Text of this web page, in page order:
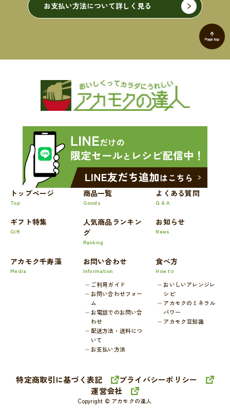
お支払い方法について詳しく見る
トップページ
Top
ギフト特集
Gift
お知らせ
News
アカモク千寿藻
Media
商品一覧
Goods
人気商品ランキン
グ
Ranking
食べ方
How to
おいしいアレンジレ
シピ
アカモクのミネラル
パワー
アカモク豆知識
よくある質問
Q & A
お問い合わせ
Information
ご利用ガイド
お問い合わせフォー
ム
お電話でのお問い合
わせ
配送方法・送料につ
いて
お支払い方法
特定商取引に基づく表記
プライバシーポリシー
運営会社
Copyright © アカモクの達人